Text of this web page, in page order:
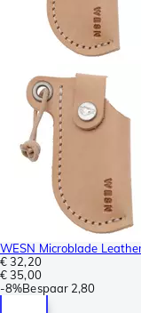
WESN Microblade
€ 32,20
€ 35,00
-8%Bespaar 2,80